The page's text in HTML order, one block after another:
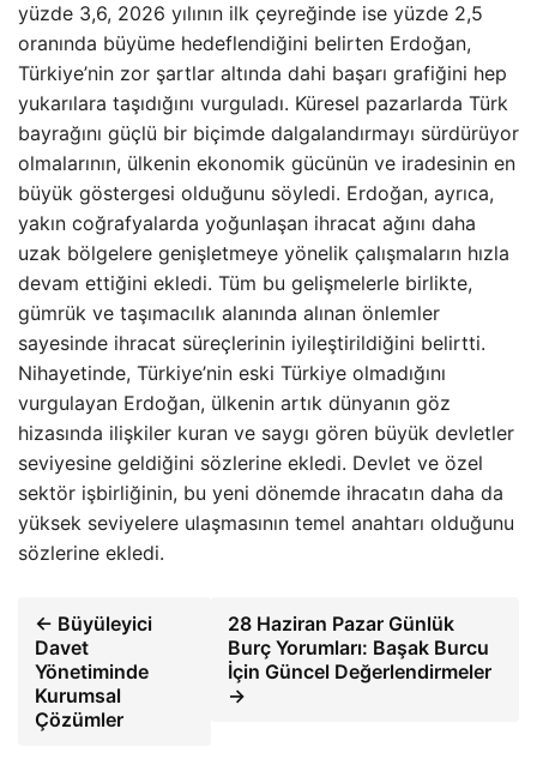
yüzde 3,6, 2026 yılının ilk çeyreğinde ise yüzde 2,5
oranında büyüme hedeflendiğini belirten Erdoğan,
Türkiye’nin zor şartlar altında dahi başarı grafiğini hep
yukarılara taşıdığını vurguladı. Küresel pazarlarda Türk
bayrağını güçlü bir biçimde dalgalandırmayı sürdürüyor
olmalarının, ülkenin ekonomik gücünün ve iradesinin en
büyük göstergesi olduğunu söyledi. Erdoğan, ayrıca,
yakın coğrafyalarda yoğunlaşan ihracat ağını daha
uzak bölgelere genişletmeye yönelik çalışmaların hızla
devam ettiğini ekledi. Tüm bu gelişmelerle birlikte,
gümrük ve taşımacılık alanında alınan önlemler
sayesinde ihracat süreçlerinin iyileştirildiğini belirtti.
Nihayetinde, Türkiye’nin eski Türkiye olmadığını
vurgulayan Erdoğan, ülkenin artık dünyanın göz
hizasında ilişkiler kuran ve saygı gören büyük devletler
seviyesine geldiğini sözlerine ekledi. Devlet ve özel
sektör işbirliğinin, bu yeni dönemde ihracatın daha da
yüksek seviyelere ulaşmasının temel anahtarı olduğunu
sözlerine ekledi.
← Büyüleyici
Davet
Yönetiminde
Kurumsal
Çözümler
28 Haziran Pazar Günlük
Burç Yorumları: Başak Burcu
İçin Güncel Değerlendirmeler
→